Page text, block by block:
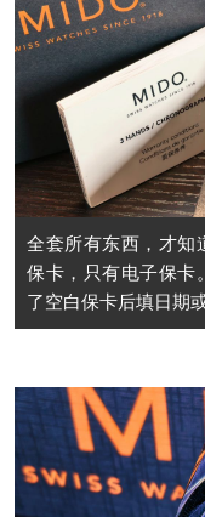
全套所有东西，才知
保卡，只有电子保卡
了空白保卡后填日期